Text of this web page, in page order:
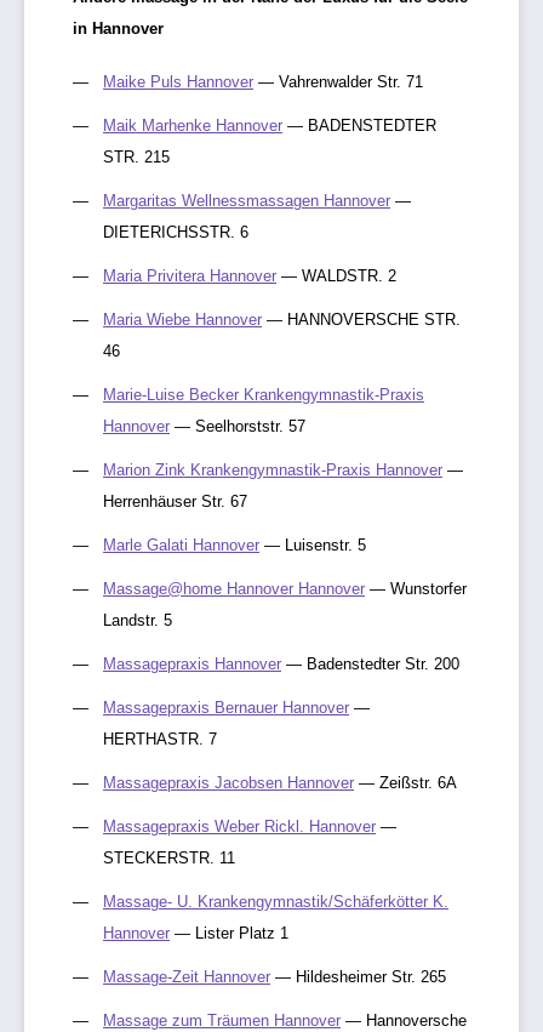
in Hannover
Maike Puls Hannover — Vahrenwalder Str. 71
Maik Marhenke Hannover — BADENSTEDTER
STR. 215
Margaritas Wellnessmassagen Hannover —
DIETERICHSSTR. 6
Maria Privitera Hannover — WALDSTR. 2
Maria Wiebe Hannover — HANNOVERSCHE STR.
46
Marie-Luise Becker Krankengymnastik-Praxis
Hannover — Seelhorststr. 57
Marion Zink Krankengymnastik-Praxis Hannover —
Herrenhäuser Str. 67
Marle Galati Hannover — Luisenstr. 5
Massage@home Hannover Hannover — Wunstorfer
Landstr. 5
Massagepraxis Hannover — Badenstedter Str. 200
Massagepraxis Bernauer Hannover —
HERTHASTR. 7
Massagepraxis Jacobsen Hannover — Zeißstr. 6A
Massagepraxis Weber Rickl. Hannover —
STECKERSTR. 11
Massage- U. Krankengymnastik/Schäferkötter K.
Hannover — Lister Platz 1
Massage-Zeit Hannover — Hildesheimer Str. 265
Massage zum Träumen Hannover — Hannoversche